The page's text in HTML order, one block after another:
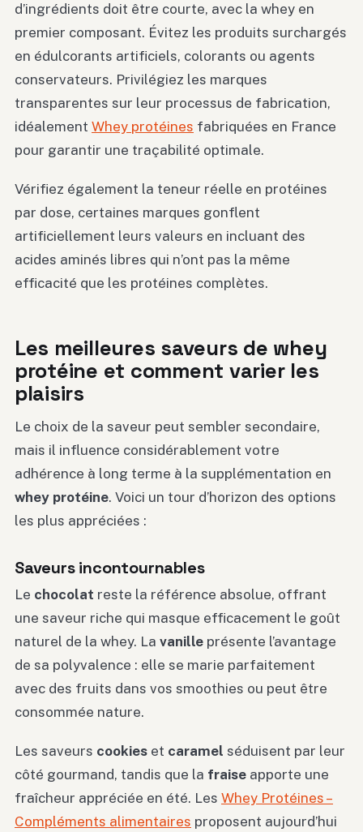
d’ingrédients doit être courte, avec la whey en
premier composant. Évitez les produits surchargés
en édulcorants artificiels, colorants ou agents
conservateurs. Privilégiez les marques
transparentes sur leur processus de fabrication,
idéalement Whey protéines fabriquées en France
pour garantir une traçabilité optimale.
Vérifiez également la teneur réelle en protéines
par dose, certaines marques gonflent
artificiellement leurs valeurs en incluant des
acides aminés libres qui n’ont pas la même
efficacité que les protéines complètes.
Les meilleures saveurs de whey
protéine et comment varier les
plaisirs
Le choix de la saveur peut sembler secondaire,
mais il influence considérablement votre
adhérence à long terme à la supplémentation en
whey protéine. Voici un tour d’horizon des options
les plus appréciées :
Saveurs incontournables
Le chocolat reste la référence absolue, offrant
une saveur riche qui masque efficacement le goût
naturel de la whey. La vanille présente l’avantage
de sa polyvalence : elle se marie parfaitement
avec des fruits dans vos smoothies ou peut être
consommée nature.
Les saveurs cookies et caramel séduisent par leur
côté gourmand, tandis que la fraise apporte une
fraîcheur appréciée en été. Les Whey Protéines –
Compléments alimentaires proposent aujourd’hui